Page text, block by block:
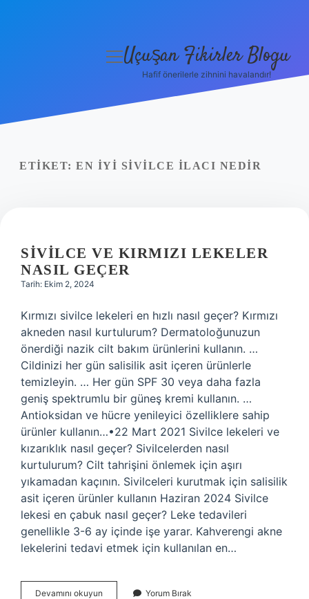
Yasal Uyarı
menüyü
Uçuşan Fikirler Blogu
Hafif önerilerle zihnini havalandır!
ETIKET: EN IYI SIVILCE ILACI NEDIR
SIVILCE VE KIRMIZI LEKELER
NASIL GEÇER
Tarih: Ekim 2, 2024
Kırmızı sivilce lekeleri en hızlı nasıl geçer? Kırmızı
akneden nasıl kurtulurum? Dermatoloğunuzun
önerdiği nazik cilt bakım ürünlerini kullanın. …
Cildinizi her gün salisilik asit içeren ürünlerle
temizleyin. … Her gün SPF 30 veya daha fazla
geniş spektrumlu bir güneş kremi kullanın. …
Antioksidan ve hücre yenileyici özelliklere sahip
ürünler kullanın…•22 Mart 2021 Sivilce lekeleri ve
kızarıklık nasıl geçer? Sivilcelerden nasıl
kurtulurum? Cilt tahrişini önlemek için aşırı
yıkamadan kaçının. Sivilceleri kurutmak için salisilik
asit içeren ürünler kullanın Haziran 2024 Sivilce
lekesi en çabuk nasıl geçer? Leke tedavileri
genellikle 3-6 ay içinde işe yarar. Kahverengi akne
lekelerini tedavi etmek için kullanılan en…
Devamını okuyun Yorum Bırak